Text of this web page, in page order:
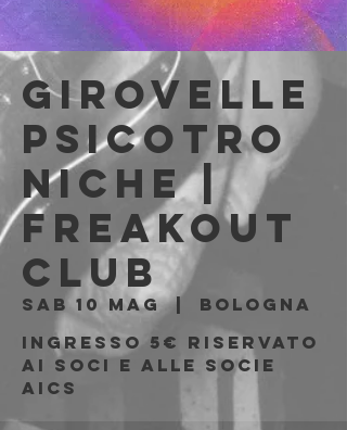
Girovelle
Psicotro
niche |
Freakout
Club
sab 10 mag
  |
Bologna
Ingresso 5€ riservato
ai soci e alle socie
AICS